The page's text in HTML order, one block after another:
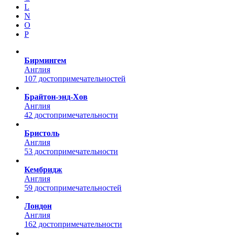
L
N
O
P
Бирмингем
Англия
107 достопримечательностей
Брайтон-энд-Хов
Англия
42 достопримечательности
Бристоль
Англия
53 достопримечательности
Кембридж
Англия
59 достопримечательностей
Лондон
Англия
162 достопримечательности